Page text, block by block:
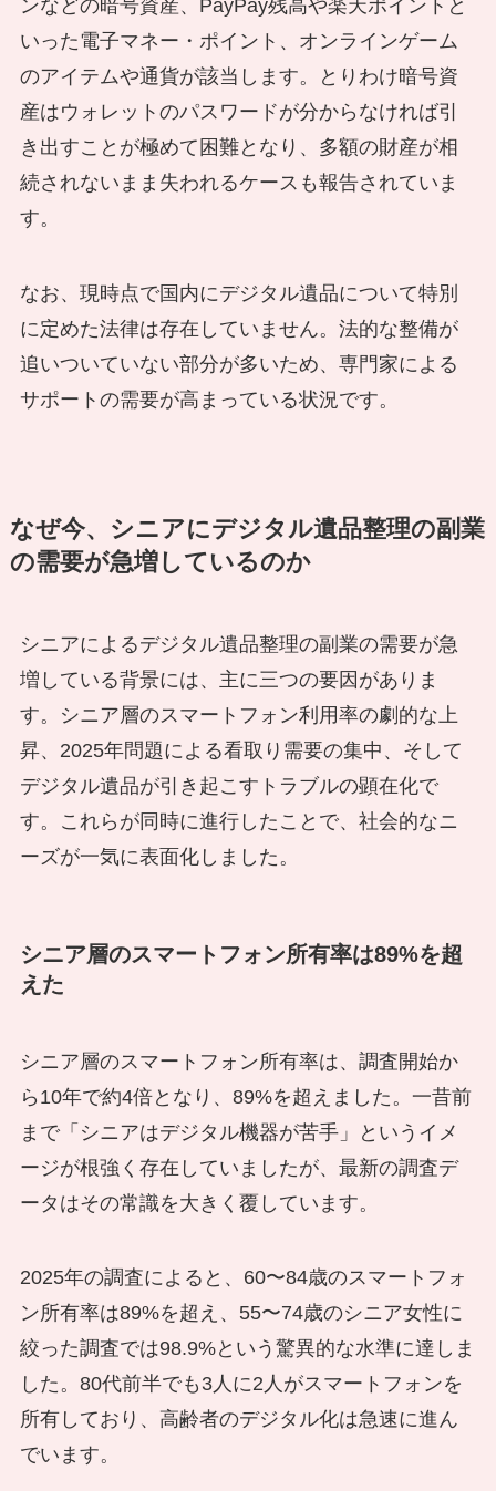
ンなどの暗号資産、PayPay残高や楽天ポイントと
いった電子マネー・ポイント、オンラインゲーム
のアイテムや通貨が該当します。とりわけ暗号資
産はウォレットのパスワードが分からなければ引
き出すことが極めて困難となり、多額の財産が相
続されないまま失われるケースも報告されていま
す。
なお、現時点で国内にデジタル遺品について特別
に定めた法律は存在していません。法的な整備が
追いついていない部分が多いため、専門家による
サポートの需要が高まっている状況です。
なぜ今、シニアにデジタル遺品整理の副業
の需要が急増しているのか
シニアによるデジタル遺品整理の副業の需要が急
増している背景には、主に三つの要因がありま
す。シニア層のスマートフォン利用率の劇的な上
昇、2025年問題による看取り需要の集中、そして
デジタル遺品が引き起こすトラブルの顕在化で
す。これらが同時に進行したことで、社会的なニ
ーズが一気に表面化しました。
シニア層のスマートフォン所有率は89%を超
えた
シニア層のスマートフォン所有率は、調査開始か
ら10年で約4倍となり、89%を超えました。一昔前
まで「シニアはデジタル機器が苦手」というイメ
ージが根強く存在していましたが、最新の調査デ
ータはその常識を大きく覆しています。
2025年の調査によると、60〜84歳のスマートフォ
ン所有率は89%を超え、55〜74歳のシニア女性に
絞った調査では98.9%という驚異的な水準に達しま
した。80代前半でも3人に2人がスマートフォンを
所有しており、高齢者のデジタル化は急速に進ん
でいます。